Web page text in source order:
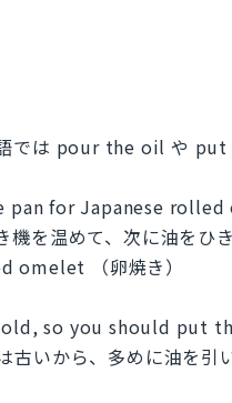
語では pour the oil や
pan for Japanese
機を温めて、次に油をひき
omelet （卵焼き）
so you should put
古いから、多めに油を引